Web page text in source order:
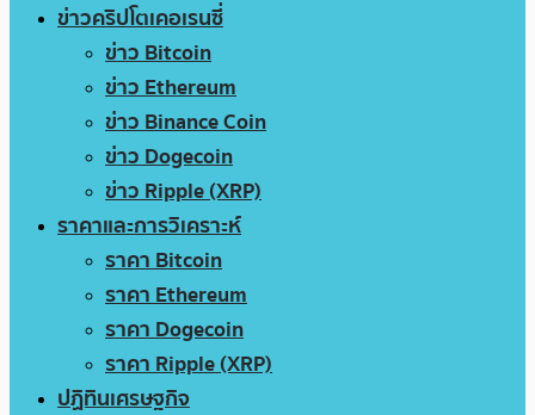
ข่าวคริปโตเคอเรนซี่
ข่าว Bitcoin
ข่าว Ethereum
ข่าว Binance Coin
ข่าว Dogecoin
ข่าว Ripple (XRP)
ราคาและการวิเคราะห์
ราคา Bitcoin
ราคา Ethereum
ราคา Dogecoin
ราคา Ripple (XRP)
ปฏิทินเศรษฐกิจ